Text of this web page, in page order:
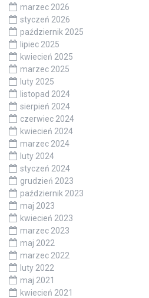
marzec 2026
styczeń 2026
październik 2025
lipiec 2025
kwiecień 2025
marzec 2025
luty 2025
listopad 2024
sierpień 2024
czerwiec 2024
kwiecień 2024
marzec 2024
luty 2024
styczeń 2024
grudzień 2023
październik 2023
maj 2023
kwiecień 2023
marzec 2023
maj 2022
marzec 2022
luty 2022
maj 2021
kwiecień 2021